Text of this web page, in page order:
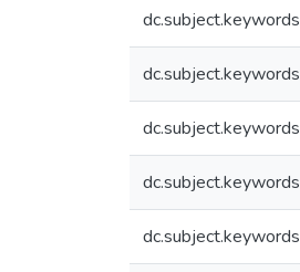
dc.subject.keywords
dc.subject.keywords
dc.subject.keywords
dc.subject.keywords
dc.subject.keywords